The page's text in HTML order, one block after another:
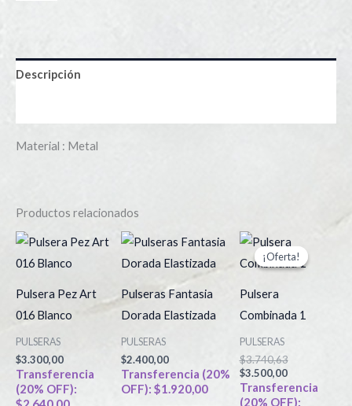
Descripción
Material : Metal
Productos relacionados
Pulsera Pez Art
016 Blanco
PULSERAS
$3.300,00
Transferencia
(20% OFF):
Pulseras Fantasia
Dorada Elastizada
PULSERAS
$2.400,00
Transferencia (20%
OFF): $1.920,00
Este
producto
Las
opciones
¡Oferta!
¡Oferta!
Pulsera
Combinada 1
PULSERAS
$3.740,63
El
precio
original
$3.500,00
El
precio
actual
Transferencia
(20% OFF):